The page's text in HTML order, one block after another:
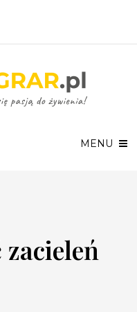
MENU
e-mail, a raz w tygodniu
artykuły!
zgodnie zPolityką prywatności